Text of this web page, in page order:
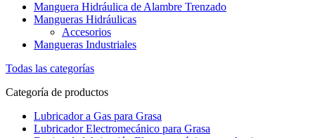
Manguera Hidráulica de Alambre Trenzado
Mangueras Hidráulicas
Accesorios
Mangueras Industriales
Todas las categorías
Categoría de productos
Lubricador a Gas para Grasa
Lubricador Electromecánico para Grasa